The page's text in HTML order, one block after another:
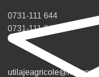
0731-111 644
0731-111 643
utilajeagricole@nexxon.ro